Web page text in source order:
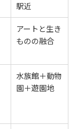
駅近
アートと生き
ものの融合
水族館＋動物
園＋遊園地